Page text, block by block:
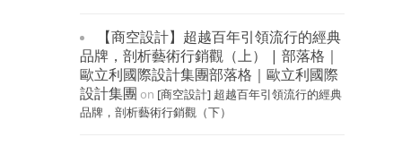
【商空設計】超越百年引領流行的經典
品牌，剖析藝術行銷觀（上） | 部落格｜
歐立利國際設計集團部落格｜歐立利國際
設計集團 on [商空設計] 超越百年引領流行的經典
品牌，剖析藝術行銷觀（下）